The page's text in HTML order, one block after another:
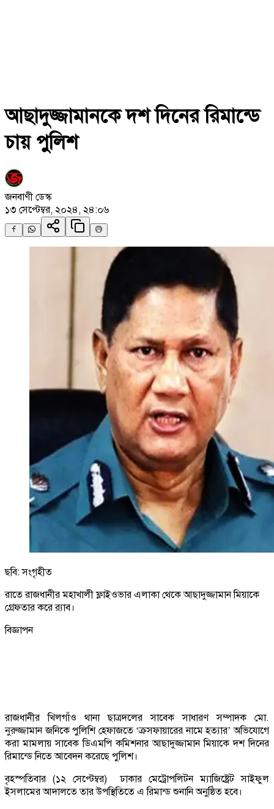
আছাদুজ্জামানকে দশ দিনের রিমান্ডে
চায় পুলিশ
জনবাণী ডেস্ক
১৩ সেপ্টেম্বর, ২০২৪, ২৪:০৬
ছবি: সংগৃহীত
রাতে রাজধানীর মহাখালী ফ্লাইওভার এলাকা থেকে আছাদুজ্জামান মিয়াকে
গ্রেফতার করে র‌্যাব।
বিজ্ঞাপন
রাজধানীর খিলগাঁও থানা ছাত্রদলের সাবেক সাধারণ সম্পাদক মো.
নুরুজ্জামান জনিকে পুলিশি হেফাজতে ‘ক্রসফায়ারের নামে হত্যার’ অভিযোগে
করা মামলায় সাবেক ডিএমপি কমিশনার আছাদুজ্জামান মিয়াকে দশ দিনের
রিমান্ডে নিতে আবেদন করেছে পুলিশ।
বৃহস্পতিবার (১২ সেপ্টেম্বর) ঢাকার মেট্রোপলিটন ম্যাজিষ্ট্রেট সাইফুল
ইসলামের আদালতে তার উপস্থিতিতে এ রিমান্ড শুনানি অনুষ্ঠিত হবে।